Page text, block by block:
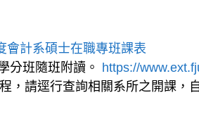
會計系碩士在職專班課表
分班隨班附讀。 https://
，請逕行查詢相關系所之開課，